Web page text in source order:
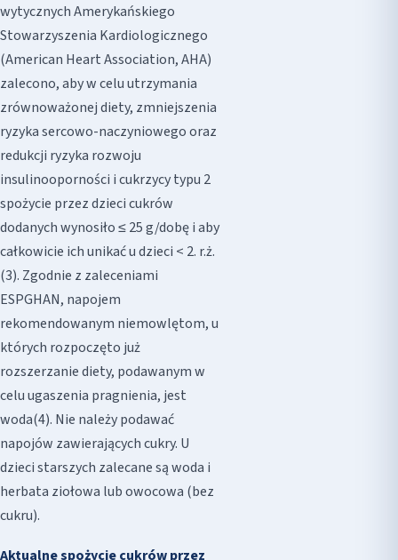
wytycznych Amerykańskiego
Stowarzyszenia Kardiologicznego
(American Heart Association, AHA)
zalecono, aby w celu utrzymania
zrównoważonej diety, zmniejszenia
ryzyka sercowo-naczyniowego oraz
redukcji ryzyka rozwoju
insulinooporności i cukrzycy typu 2
spożycie przez dzieci cukrów
dodanych wynosiło ≤ 25 g/dobę i aby
całkowicie ich unikać u dzieci < 2. r.ż.
(3). Zgodnie z zaleceniami
ESPGHAN, napojem
rekomendowanym niemowlętom, u
których rozpoczęto już
rozszerzanie diety, podawanym w
celu ugaszenia pragnienia, jest
woda(4). Nie należy podawać
napojów zawierających cukry. U
dzieci starszych zalecane są woda i
herbata ziołowa lub owocowa (bez
cukru).
Aktualne spożycie cukrów przez